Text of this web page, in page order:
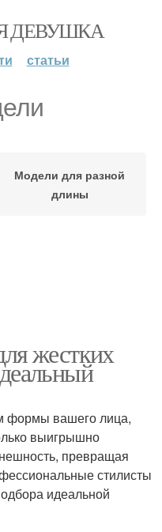
ДЕВУШКА
статьи
Модели для разной
длины
жестких
формы вашего лица,
выигрышно
превращая
стилисты
идеальной